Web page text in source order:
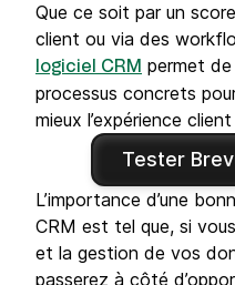
Que ce soit par un
client ou via des
logiciel CRM permet
processus concrets
mieux l’expérience
Tester
L’importance d’une
CRM est tel que, si
et la gestion de vos
passerez à côté